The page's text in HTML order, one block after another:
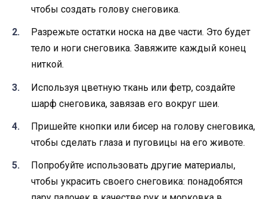
чтобы создать голову снеговика.
Разрежьте остатки носка на две части. Это будет
тело и ноги снеговика. Завяжите каждый конец
ниткой.
Используя цветную ткань или фетр, создайте
шарф снеговика, завязав его вокруг шеи.
Пришейте кнопки или бисер на голову снеговика,
чтобы сделать глаза и пуговицы на его животе.
Попробуйте использовать другие материалы,
чтобы украсить своего снеговика: понадобятся